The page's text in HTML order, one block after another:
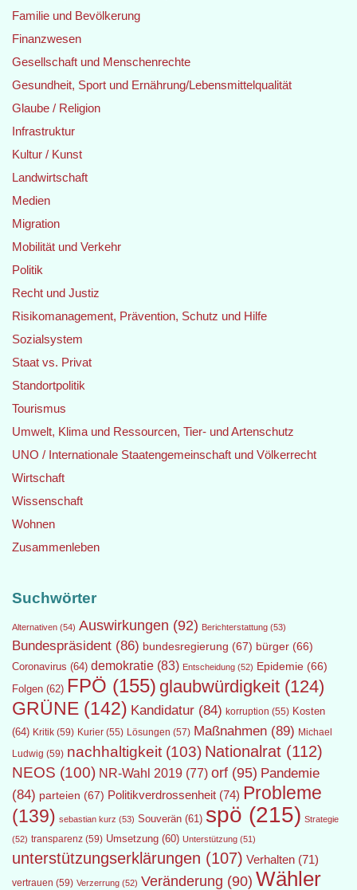
Familie und Bevölkerung
Finanzwesen
Gesellschaft und Menschenrechte
Gesundheit, Sport und Ernährung/Lebensmittelqualität
Glaube / Religion
Infrastruktur
Kultur / Kunst
Landwirtschaft
Medien
Migration
Mobilität und Verkehr
Politik
Recht und Justiz
Risikomanagement, Prävention, Schutz und Hilfe
Sozialsystem
Staat vs. Privat
Standortpolitik
Tourismus
Umwelt, Klima und Ressourcen, Tier- und Artenschutz
UNO / Internationale Staatengemeinschaft und Völkerrecht
Wirtschaft
Wissenschaft
Wohnen
Zusammenleben
Suchwörter
Alternativen (54) Auswirkungen (92) Berichterstattung (53)
Bundespräsident (86) bundesregierung (67) bürger (66)
Coronavirus (64) demokratie (83) Entscheidung (52) Epidemie (66)
Folgen (62) FPÖ (155) glaubwürdigkeit (124)
GRÜNE (142) Kandidatur (84) korruption (55) Kosten
(64) Kritik (59) Kurier (55) Lösungen (57) Maßnahmen (89) Michael
Ludwig (59) nachhaltigkeit (103) Nationalrat (112)
NEOS (100) NR-Wahl 2019 (77) orf (95) Pandemie
(84) parteien (67) Politikverdrossenheit (74) Probleme
(139) sebastian kurz (53) Souverän (61) spö (215) Strategie
(52) transparenz (59) Umsetzung (60) Unterstützung (51)
unterstützungserklärungen (107) Verhalten (71)
vertrauen (59) Verzerrung (52) Veränderung (90) Wähler